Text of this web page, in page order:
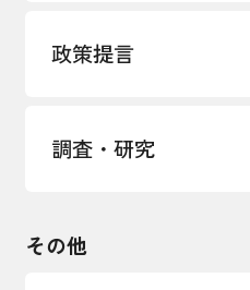
海外情報レポート
安全保障貿易管理・
政策提言
中小企業経営
国土強靭化・社会基
調査・研究
LOBO調査
その他